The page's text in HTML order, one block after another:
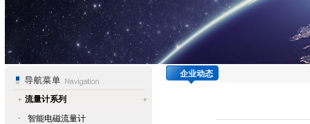
流量计系列
·
智能电磁流量计
企业动态